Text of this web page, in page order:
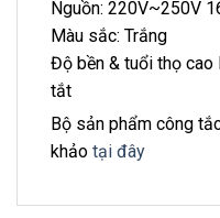
Nguồn: 220V~250V
Màu sắc: Trắng
Độ bền & tuổi thọ cao
tắt
Bộ sản phẩm công
khảo tại đây